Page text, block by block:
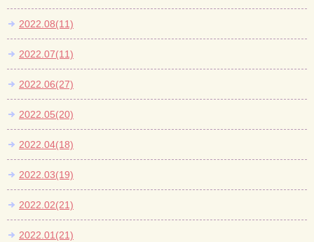
2022.08(11)
2022.07(11)
2022.06(27)
2022.05(20)
2022.04(18)
2022.03(19)
2022.02(21)
2022.01(21)